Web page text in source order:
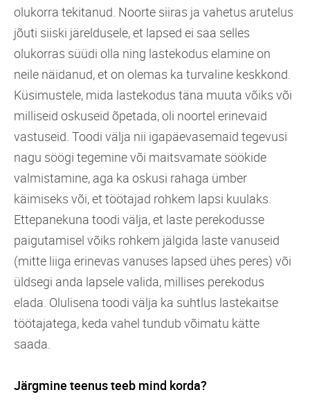
olukorra tekitanud. Noorte siiras ja vahetus arutelus
jõuti siiski järeldusele, et lapsed ei saa selles
olukorras süüdi olla ning lastekodus elamine on
neile näidanud, et on olemas ka turvaline keskkond.
Küsimustele, mida lastekodus täna muuta võiks või
milliseid oskuseid õpetada, oli noortel erinevaid
vastuseid. Toodi välja nii igapäevasemaid tegevusi
nagu söögi tegemine või maitsvamate söökide
valmistamine, aga ka oskusi rahaga ümber
käimiseks või, et töötajad rohkem lapsi kuulaks.
Ettepanekuna toodi välja, et laste perekodusse
paigutamisel võiks rohkem jälgida laste vanuseid
(mitte liiga erinevas vanuses lapsed ühes peres) või
üldsegi anda lapsele valida, millises perekodus
elada. Olulisena toodi välja ka suhtlus lastekaitse
töötajatega, keda vahel tundub võimatu kätte
saada.
Järgmine teenus teeb mind korda?